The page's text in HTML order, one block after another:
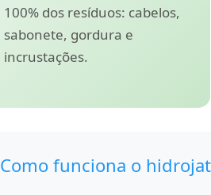
100% dos resíduos: cabelos,
sabonete, gordura e
incrustações.
Como funciona o